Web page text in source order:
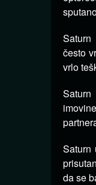
Saturn
često
vrlo
Saturn
da se